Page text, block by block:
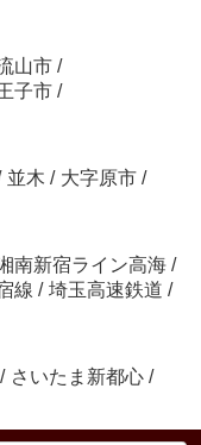
山市 /
子市 /
並木 / 大字原市 /
南新宿ライン高海 /
線 / 埼玉高速鉄道 /
/ さいたま新都心 /